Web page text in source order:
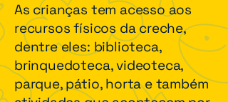
As crianças tem acesso aos
recursos físicos da creche,
dentre eles: biblioteca,
brinquedoteca, videoteca,
parque, pátio, horta e também